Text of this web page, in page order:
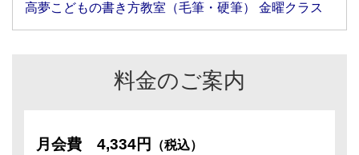
高夢こどもの書き方教室（毛筆・硬筆） 金曜クラス
料金のご案内
月会費 4,334円 （税込）